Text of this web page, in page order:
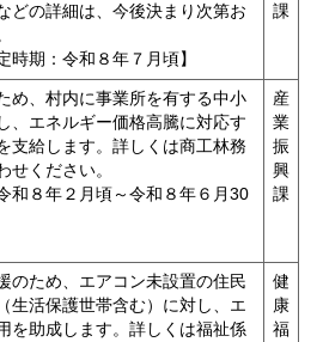
どの詳細は、今後決まり次第お
時期：令和８年７月頃】
課
め、村内に事業所を有する中小
、エネルギー価格高騰に対応す
支給します。詳しくは商工林務
せください。
和８年２月頃～令和８年６月30
産
業
振
興
課
のため、エアコン未設置の住民
生活保護世帯含む）に対し、エ
を助成します。詳しくは福祉係
健
康
福